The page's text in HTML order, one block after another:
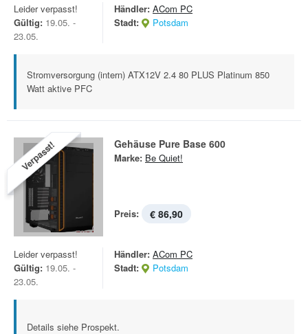
Leider verpasst!
Gültig: 19.05. -
23.05.
Händler: ACom PC
Stadt:
Potsdam
Stromversorgung (intern) ATX12V 2.4 80 PLUS Platinum 850
Watt aktive PFC
Verpasst! Gehäuse Pure Base 600
Marke: Be Quiet!
Preis: € 86,90
Leider verpasst!
Gültig: 19.05. -
23.05.
Händler: ACom PC
Stadt:
Potsdam
Details siehe Prospekt.